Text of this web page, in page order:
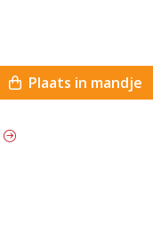
Plaats in mandje